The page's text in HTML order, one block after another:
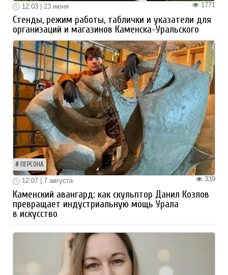
1771
12:03 | 23 июня
Стенды, режим работы, таблички и указатели для
организаций и магазинов Каменска-Уральского
ПЕРСОНА
339
12:07 | 7 августа
Каменский авангард: как скульптор Данил Козлов
превращает индустриальную мощь Урала
в искусство